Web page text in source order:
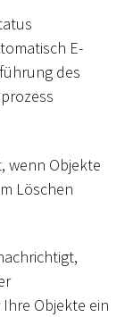
E-
des
wenn Objekte
Löschen
Objekte ein